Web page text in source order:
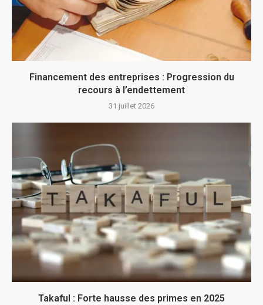
Financement des entreprises : Progression du
recours à l’endettement
31 juillet 2026
Takaful : Forte hausse des primes en 2025